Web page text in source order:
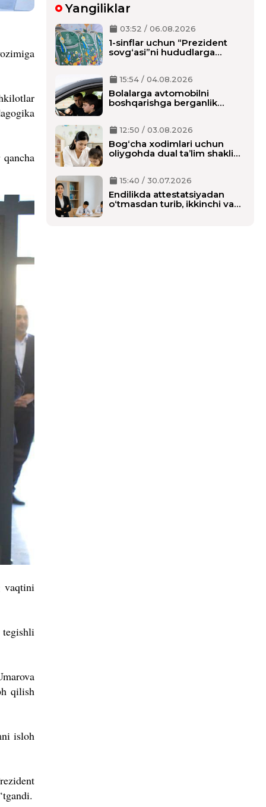
vaqtini
qilish
isloh
Yangiliklar
03:52 / 06.08.2026
1-sinflar uchun “Prezident
sovg‘asi”ni hududlarga
yetkaziladi?
15:54 / 04.08.2026
Bolalarga avtomobilni
boshqarishga berganlik
12:50 / 03.08.2026
Bog‘cha xodimlari uchun
oliygohda dual ta’lim shaklida
15:40 / 30.07.2026
Endilikda attestatsiyadan
o‘tmasdan turib, ikkinchi va